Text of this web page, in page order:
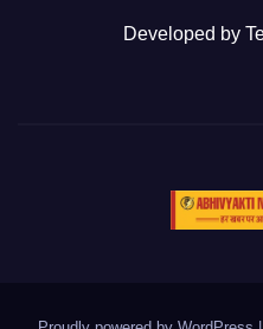
Developed by